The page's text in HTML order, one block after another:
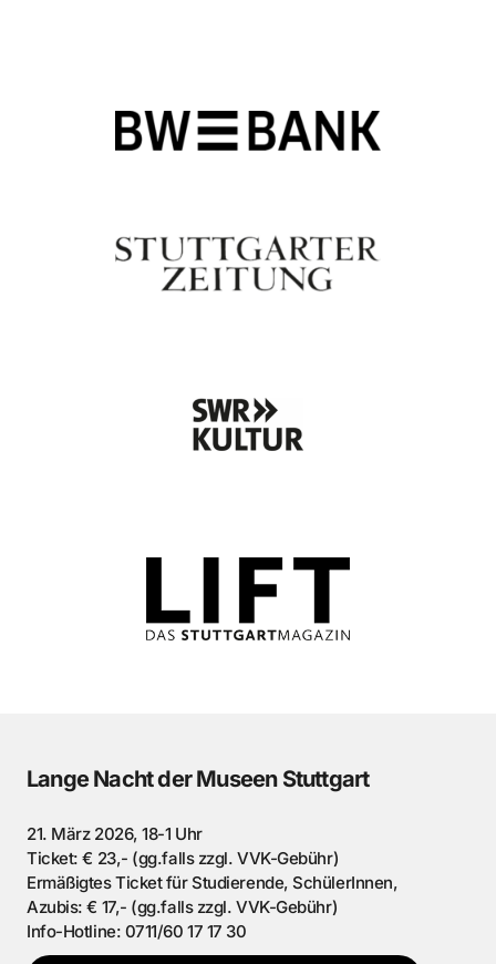
Lange Nacht der Museen Stuttgart
21. März 2026, 18-1 Uhr
Ticket: € 23,- (gg.falls zzgl. VVK-Gebühr)
Ermäßigtes Ticket für Studierende, SchülerInnen,
Azubis: € 17,- (gg.falls zzgl. VVK-Gebühr)
Info-Hotline: 0711/60 17 17 30